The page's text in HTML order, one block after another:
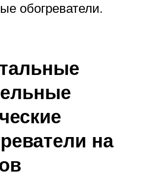
обогреватели.
на